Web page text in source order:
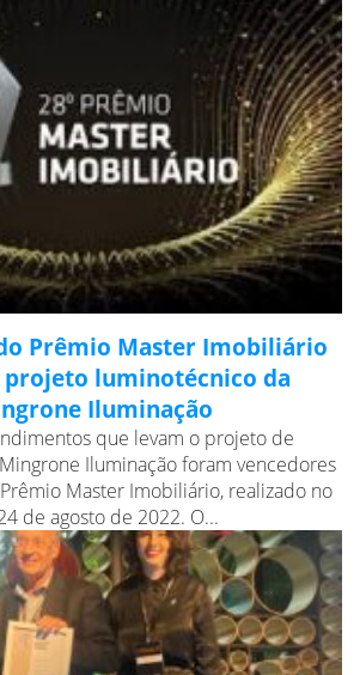
Prêmio Master Imobiliário
projeto luminotécnico da
Iluminação
que levam o projeto de
Iluminação foram vencedores
Master Imobiliário, realizado no
de agosto de 2022. O...